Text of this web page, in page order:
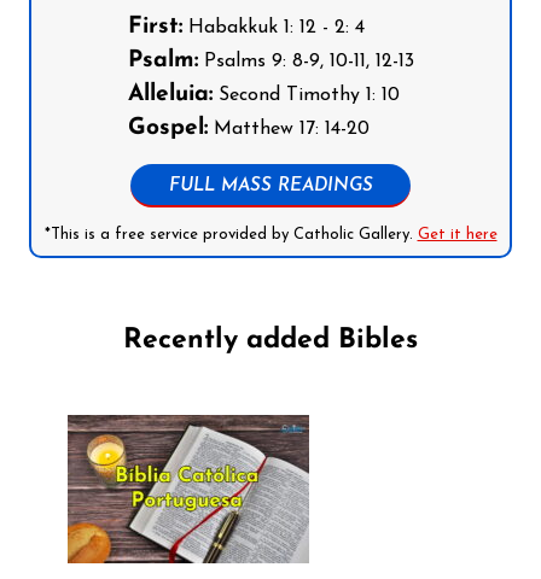
First:Habakkuk 1: 12 - 2: 4
Psalm:Psalms 9: 8-9, 10-11, 12-13
Alleluia:Second Timothy 1: 10
Gospel:Matthew 17: 14-20
FULL MASS READINGS
*This is a free service provided by Catholic Gallery. Get it here
Recently added Bibles